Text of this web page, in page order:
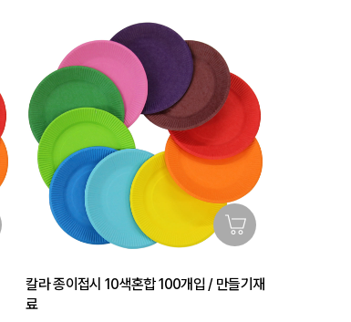
칼라 종이접시 10색혼합 100개입 / 만들기재
료